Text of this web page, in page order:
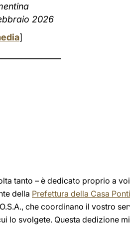
2026
]
tanto – è dedicato proprio a
della Prefettura della Casa
che coordinano il vostro
lo svolgete. Questa dedizione